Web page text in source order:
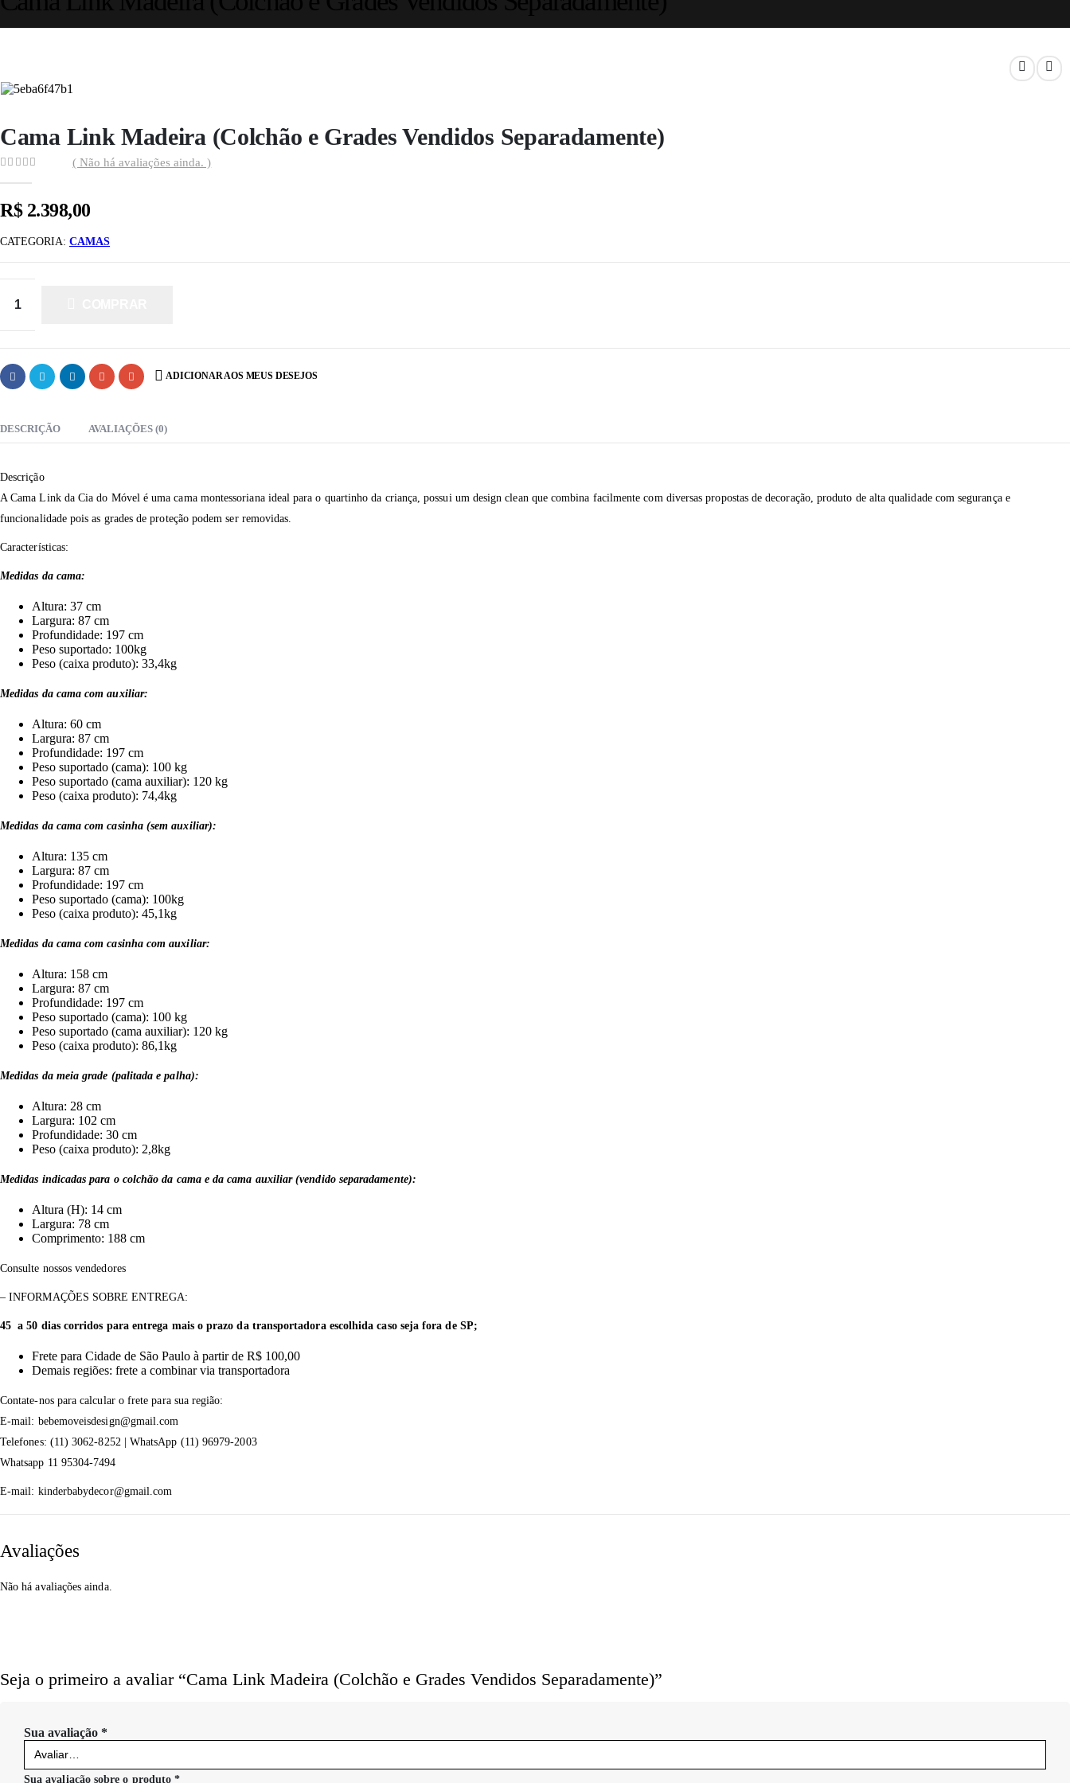
Cama Link Madeira (Colchão e Grades Vendidos Separadamente)
( Não há avaliações ainda. )
R$2.398,00
CATEGORIA: CAMAS
ADICIONAR AOS MEUS DESEJOS
DESCRIÇÃO AVALIAÇÕES (0)
Descrição
A Cama Link da Cia do Móvel é uma cama montessoriana ideal para o quartinho da criança, possui um design clean que combina facilmente com diversas propostas de decoração, produto de alta qualidade com segurança e
funcionalidade pois as grades de proteção podem ser removidas.
Características:
Medidas da cama:
Altura: 37 cm
Largura: 87 cm
Profundidade: 197 cm
Peso suportado: 100kg
Peso (caixa produto): 33,4kg
Medidas da cama com auxiliar:
Altura: 60 cm
Largura: 87 cm
Profundidade: 197 cm
Peso suportado (cama): 100 kg
Peso suportado (cama auxiliar): 120 kg
Peso (caixa produto): 74,4kg
Medidas da cama com casinha (sem auxiliar):
Altura: 135 cm
Largura: 87 cm
Profundidade: 197 cm
Peso suportado (cama): 100kg
Peso (caixa produto): 45,1kg
Medidas da cama com casinha com auxiliar:
Altura: 158 cm
Largura: 87 cm
Profundidade: 197 cm
Peso suportado (cama): 100 kg
Peso suportado (cama auxiliar): 120 kg
Peso (caixa produto): 86,1kg
Medidas da meia grade (palitada e palha):
Altura: 28 cm
Largura: 102 cm
Profundidade: 30 cm
Peso (caixa produto): 2,8kg
Medidas indicadas para o colchão da cama e da cama auxiliar (vendido separadamente):
Altura (H): 14 cm
Largura: 78 cm
Comprimento: 188 cm
Consulte nossos vendedores
– INFORMAÇÕES SOBRE ENTREGA:
45 a 50 dias corridos para entrega mais o prazo da transportadora escolhida caso seja fora de SP;
Frete para Cidade de São Paulo à partir de R$ 100,00
Demais regiões: frete a combinar via transportadora
Contate-nos para calcular o frete para sua região:
E-mail: bebemoveisdesign@gmail.com
Telefones: (11) 3062-8252 | WhatsApp (11) 96979-2003
Whatsapp 11 95304-7494
E-mail: kinderbabydecor@gmail.com
Avaliações
Não há avaliações ainda.
Seja o primeiro a avaliar “Cama Link Madeira (Colchão e Grades Vendidos Separadamente)”
Sua avaliação *
Sua avaliação sobre o produto*